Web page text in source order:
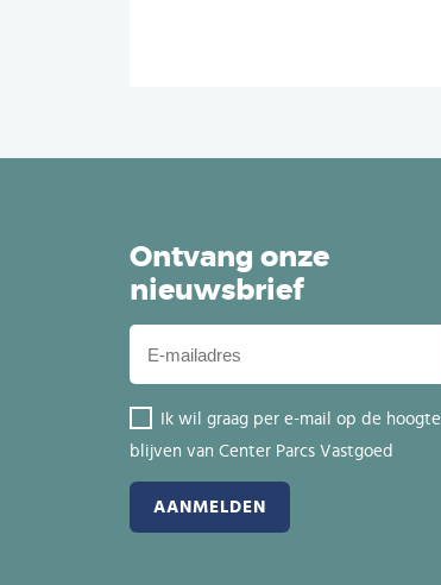
Ontvang onze
nieuwsbrief
Ik wil graag per e-mail op de hoogte
blijven van Center Parcs Vastgoed